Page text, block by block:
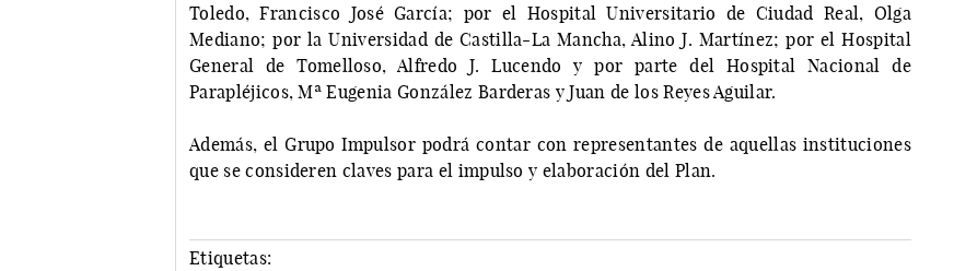
Toledo, Francisco José García; por el Hospital Universitario de Ciudad Real, Olga
Mediano; por la Universidad de Castilla-La Mancha, Alino J. Martínez; por el Hospital
General de Tomelloso, Alfredo J. Lucendo y por parte del Hospital Nacional de
Parapléjicos, Mª Eugenia González Barderas y Juan de los Reyes Aguilar.
Además, el Grupo Impulsor podrá contar con representantes de aquellas instituciones
que se consideren claves para el impulso y elaboración del Plan.
Etiquetas: